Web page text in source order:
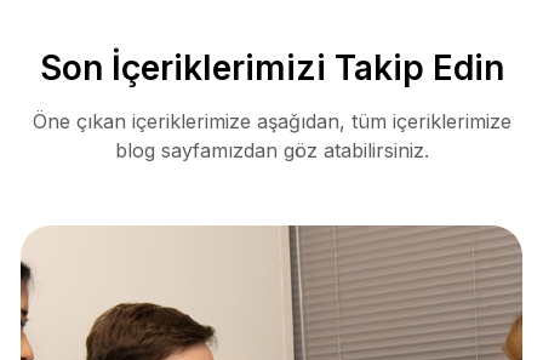
Son İçeriklerimizi Takip Edin
Öne çıkan içeriklerimize aşağıdan, tüm içeriklerimize
blog sayfamızdan göz atabilirsiniz.